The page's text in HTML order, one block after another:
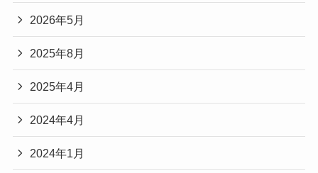
2026年5月
2025年8月
2025年4月
2024年4月
2024年1月